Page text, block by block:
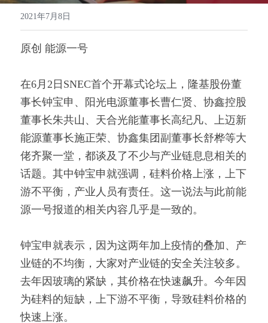
2021年7月8日
原创 能源一号
在6月2日SNEC首个开幕式论坛上，隆基股份董
事长钟宝申、阳光电源董事长曹仁贤、协鑫控股
董事长朱共山、天合光能董事长高纪凡、上迈新
能源董事长施正荣、协鑫集团副董事长舒桦等大
佬齐聚一堂，都谈及了不少与产业链息息相关的
话题。其中钟宝申就强调，硅料价格上涨，上下
游不平衡，产业人员有责任。这一说法与此前能
源一号报道的相关内容几乎是一致的。
钟宝申就表示，因为这两年加上疫情的叠加、产
业链的不均衡，大家对产业链的安全关注较多。
去年因玻璃的紧缺，其价格在快速飙升。今年因
为硅料的短缺，上下游不平衡，导致硅料价格的
快速上涨。